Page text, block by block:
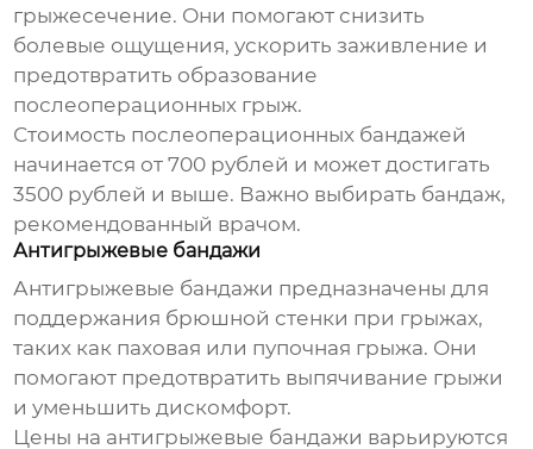
грыжесечение. Они помогают снизить
болевые ощущения, ускорить заживление и
предотвратить образование
послеоперационных грыж.
Стоимость послеоперационных бандажей
начинается от 700 рублей и может достигать
3500 рублей и выше. Важно выбирать бандаж,
рекомендованный врачом.
Антигрыжевые бандажи
Антигрыжевые бандажи предназначены для
поддержания брюшной стенки при грыжах,
таких как паховая или пупочная грыжа. Они
помогают предотвратить выпячивание грыжи
и уменьшить дискомфорт.
Цены на антигрыжевые бандажи варьируются